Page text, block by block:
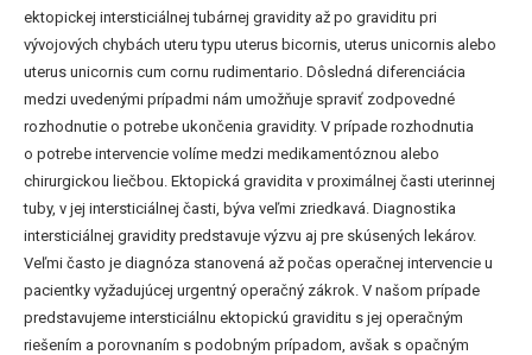
ektopickej intersticiálnej tubárnej gravidity až po graviditu pri
vývojových chybách uteru typu uterus bicornis, uterus unicornis alebo
uterus unicornis cum cornu rudimentario. Dôsledná diferenciácia
medzi uvedenými prípadmi nám umožňuje spraviť zodpovedné
rozhodnutie o potrebe ukončenia gravidity. V prípade rozhodnutia
o potrebe intervencie volíme medzi medikamentóznou alebo
chirurgickou liečbou. Ektopická gravidita v proximálnej časti uterinnej
tuby, v jej intersticiálnej časti, býva veľmi zriedkavá. Diagnostika
intersticiálnej gravidity predstavuje výzvu aj pre skúsených lekárov.
Veľmi často je diagnóza stanovená až počas operačnej intervencie u
pacientky vyžadujúcej urgentný operačný zákrok. V našom prípade
predstavujeme intersticiálnu ektopickú graviditu s jej operačným
riešením a porovnaním s podobným prípadom, avšak s opačným